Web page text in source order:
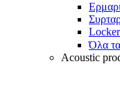
Όλα
Acoustic